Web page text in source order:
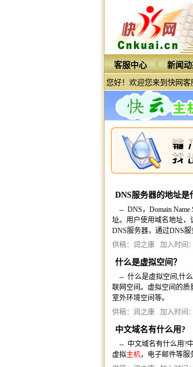
客服中心 新闻
您好！欢迎您来到快网客
DNS服务器的地址是
-- DNS，Domain Name
址。用户使用域名地址，
DNS服务器，通过DNS服
供稿：润之康 加入时间
什么是虚拟空间？
-- 什么是虚拟空间,什么
联网空间。虚拟空间的质
室外环境空间等。
供稿：润之康 加入时间
中文域名有什么用?
-- 中文域名有什么用?
虚拟主机，电子邮件等服